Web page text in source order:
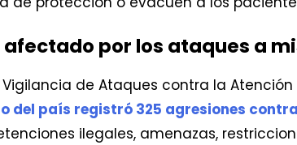
por los ataques a
de Ataques contra la
del país registró 325 agresiones
ilegales, amenazas,